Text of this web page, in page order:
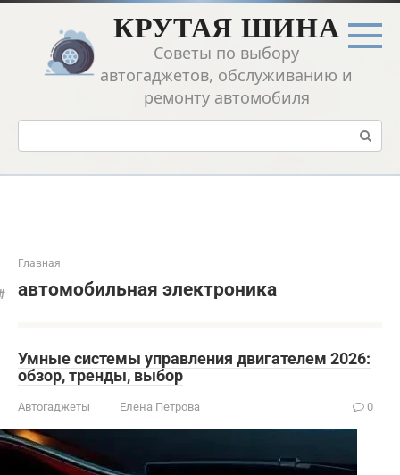
Перейти
контенту
КРУТАЯ ШИНА
Советы по выбору
автогаджетов, обслуживанию и
ремонту автомобиля
Поиск:
Главная
автомобильная электроника
Умные системы управления двигателем 2026:
обзор, тренды, выбор
Автогаджеты Елена Петрова 0